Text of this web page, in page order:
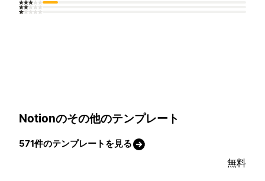
Notionのその他のテンプレート
571件のテンプレートを見る
無料